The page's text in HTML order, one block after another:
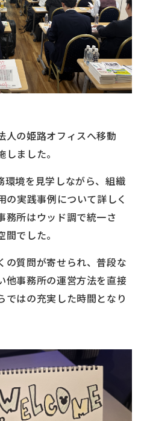
人の姫路オフィスへ移動
ました。
環境を見学しながら、組織
実践事例について詳しく
務所はウッド調で統一さ
でした。
の質問が寄せられ、普段な
他事務所の運営方法を直接
ではの充実した時間となり